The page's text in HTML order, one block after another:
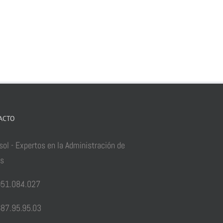
- Expertos en la Administración de